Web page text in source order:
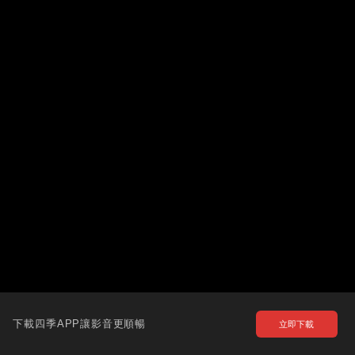
下載四季APP讓影音更順暢 立即下載